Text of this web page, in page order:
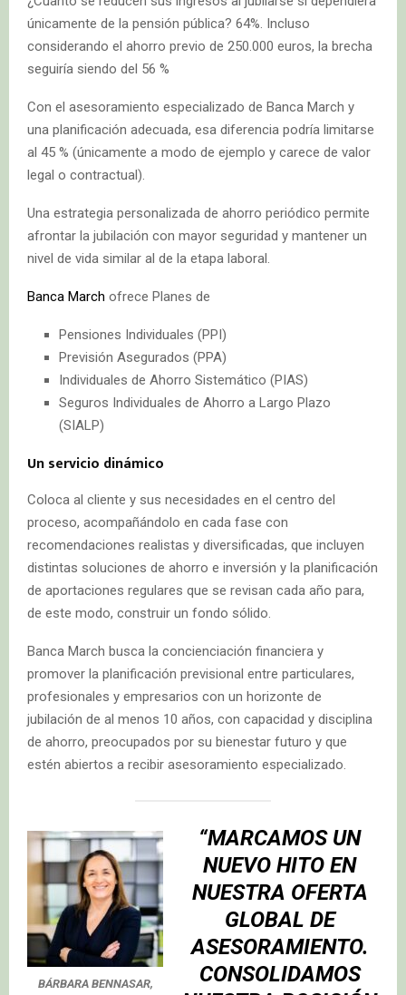
únicamente de la pensión pública? 64%. Incluso
considerando el ahorro previo de 250.000 euros, la brecha
seguiría siendo del 56 %
Con el asesoramiento especializado de Banca March y
una planificación adecuada, esa diferencia podría limitarse
al 45 % (únicamente a modo de ejemplo y carece de valor
legal o contractual).
Una estrategia personalizada de ahorro periódico permite
afrontar la jubilación con mayor seguridad y mantener un
nivel de vida similar al de la etapa laboral.
Banca March ofrece Planes de
Pensiones Individuales (PPI)
Previsión Asegurados (PPA)
Individuales de Ahorro Sistemático (PIAS)
Seguros Individuales de Ahorro a Largo Plazo
(SIALP)
Un servicio dinámico
Coloca al cliente y sus necesidades en el centro del
proceso, acompañándolo en cada fase con
recomendaciones realistas y diversificadas, que incluyen
distintas soluciones de ahorro e inversión y la planificación
de aportaciones regulares que se revisan cada año para,
de este modo, construir un fondo sólido.
Banca March busca la concienciación financiera y
promover la planificación previsional entre particulares,
profesionales y empresarios con un horizonte de
jubilación de al menos 10 años, con capacidad y disciplina
de ahorro, preocupados por su bienestar futuro y que
estén abiertos a recibir asesoramiento especializado.
BÁRBARA BENNASAR,
“MARCAMOS UN
NUEVO HITO EN
NUESTRA OFERTA
GLOBAL DE
ASESORAMIENTO.
CONSOLIDAMOS